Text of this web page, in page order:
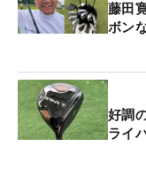
藤田
ボン
好調
ライ